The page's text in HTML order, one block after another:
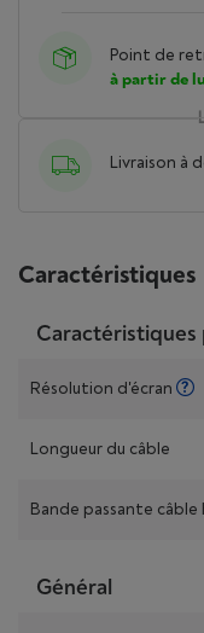
Livraison à
Point de
à partir de
Caractéristiques
Caractéristiques
Résolution d'écran
Longueur du câble
Bande passante câble
Général